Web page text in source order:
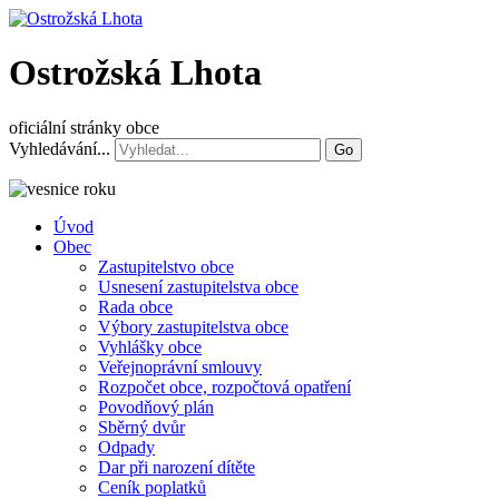
Ostrožská Lhota
oficiální stránky obce
Vyhledávání...
Go
Úvod
Obec
Zastupitelstvo obce
Usnesení zastupitelstva obce
Rada obce
Výbory zastupitelstva obce
Vyhlášky obce
Veřejnoprávní smlouvy
Rozpočet obce, rozpočtová opatření
Povodňový plán
Sběrný dvůr
Odpady
Dar při narození dítěte
Ceník poplatků